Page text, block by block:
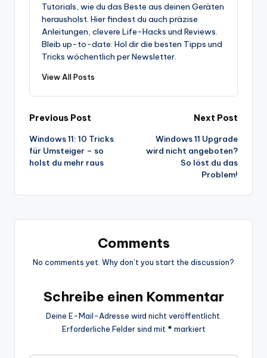
Tutorials, wie du das Beste aus deinen Geräten
herausholst. Hier findest du auch präzise
Anleitungen, clevere Life-Hacks und Reviews.
Bleib up-to-date: Hol dir die besten Tipps und
Tricks wöchentlich per Newsletter.
View All Posts
Post
navigation
Previous Post
Windows 11: 10 Tricks
für Umsteiger – so
holst du mehr raus
Next Post
Windows 11 Upgrade
wird nicht angeboten?
So löst du das
Problem!
Comments
No comments yet. Why don’t you start the discussion?
Schreibe einen Kommentar
Deine E-Mail-Adresse wird nicht veröffentlicht.
Erforderliche Felder sind mit * markiert